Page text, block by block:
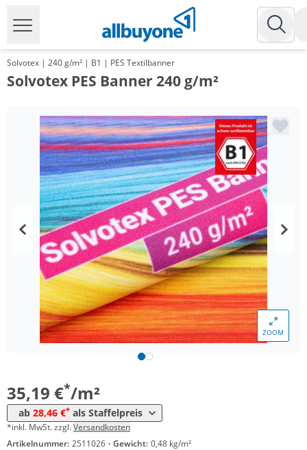
Solvotex | 240 g/m² | B1 | PES Textilbanner
Solvotex PES Banner 240 g/m²
ZOOM
35,19 €*/m²
ab 28,46 €* als Staffelpreis
Menge Preis
ab 10 m² 30,09 €*
ab 50 m² 29,48 €*
*inkl. MwSt. zzgl.Versandkosten
Artikelnummer: 2511026 · Gewicht: 0,48 kg/m²